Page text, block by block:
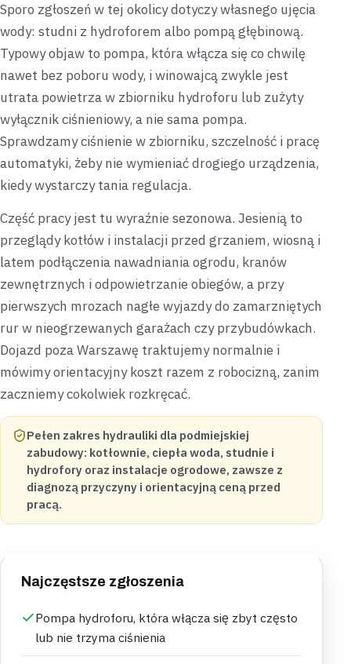
Sporo zgłoszeń w tej okolicy dotyczy własnego ujęcia
wody: studni z hydroforem albo pompą głębinową.
Typowy objaw to pompa, która włącza się co chwilę
nawet bez poboru wody, i winowajcą zwykle jest
utrata powietrza w zbiorniku hydroforu lub zużyty
wyłącznik ciśnieniowy, a nie sama pompa.
Sprawdzamy ciśnienie w zbiorniku, szczelność i pracę
automatyki, żeby nie wymieniać drogiego urządzenia,
kiedy wystarczy tania regulacja.
Część pracy jest tu wyraźnie sezonowa. Jesienią to
przeglądy kotłów i instalacji przed grzaniem, wiosną i
latem podłączenia nawadniania ogrodu, kranów
zewnętrznych i odpowietrzanie obiegów, a przy
pierwszych mrozach nagłe wyjazdy do zamarzniętych
rur w nieogrzewanych garażach czy przybudówkach.
Dojazd poza Warszawę traktujemy normalnie i
mówimy orientacyjny koszt razem z robocizną, zanim
zaczniemy cokolwiek rozkręcać.
Pełen zakres hydrauliki dla podmiejskiej
zabudowy: kotłownie, ciepła woda, studnie i
hydrofory oraz instalacje ogrodowe, zawsze z
diagnozą przyczyny i orientacyjną ceną przed
pracą.
Najczęstsze zgłoszenia
Pompa hydroforu, która włącza się zbyt często
lub nie trzyma ciśnienia